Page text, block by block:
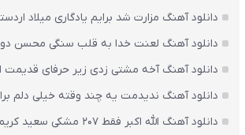
دانلود آهنگ مزارت شد برایم یادگاری میلاد
دانلود آهنگ لعنت خدا به قلب سنگی محسن
دانلود آهنگ آخه مشتی زدی زیر حرفای قدیمت
دانلود آهنگ ندیدمت یه چند وقته خیلی دلم
دانلود آهنگ الله اکبر فقط 207 مشکی سعید کریمی